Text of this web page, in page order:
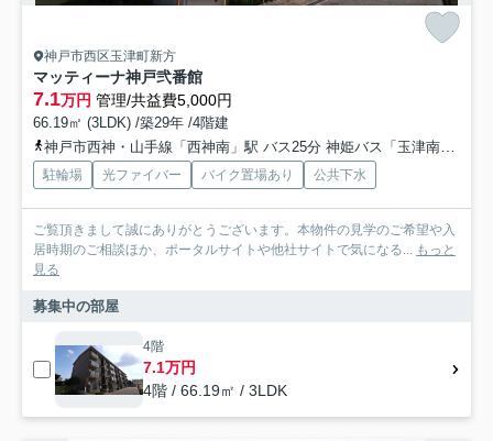
神戸市西区玉津町新方
マッティーナ神戸弐番館
7.1万円 管理/共益費5,000円
66.19㎡ (3LDK) /築29年 /4階建
神戸市西神・山手線「西神南」駅 バス25分 神姫バス「玉津南公民館前」 停歩3分
駐輪場 光ファイバー バイク置場あり 公共下水
ご覧頂きまして誠にありがとうございます。本物件の見学のご希望や入
居時期のご相談ほか、ポータルサイトや他社サイトで気になる... もっと
見る
募集中の部屋
4階
7.1万円
4階 / 66.19㎡ / 3LDK